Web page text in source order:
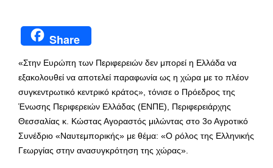
Share
«Στην Ευρώπη των Περιφερειών δεν μπορεί η Ελλάδα να
εξακολουθεί να αποτελεί παραφωνία ως η χώρα με το πλέον
συγκεντρωτικό κεντρικό κράτος», τόνισε ο Πρόεδρος της
Ένωσης Περιφερειών Ελλάδας (ΕΝΠΕ), Περιφερειάρχης
Θεσσαλίας κ. Κώστας Αγοραστός μιλώντας στο 3ο Αγροτικό
Συνέδριο «Ναυτεμπορικής» με θέμα: «Ο ρόλος της Ελληνικής
Γεωργίας στην ανασυγκρότηση της χώρας».